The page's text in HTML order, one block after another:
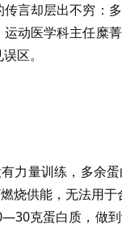
言却层出不穷：
动医学科主任糜
区。
力量训练，多余
烧供能，无法用
克蛋白质，做